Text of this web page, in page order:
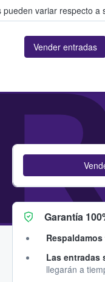
pueden variar respecto a
Vender entradas
Garantía
Las entradas
llegarán a